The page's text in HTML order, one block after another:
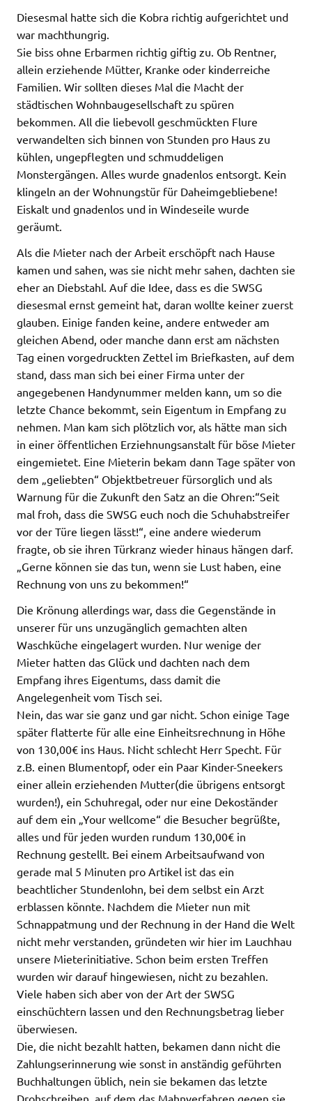
Diesesmal hatte sich die Kobra richtig aufgerichtet und
war machthungrig.
Sie biss ohne Erbarmen richtig giftig zu. Ob Rentner,
allein erziehende Mütter, Kranke oder kinderreiche
Familien. Wir sollten dieses Mal die Macht der
städtischen Wohnbaugesellschaft zu spüren
bekommen. All die liebevoll geschmückten Flure
verwandelten sich binnen von Stunden pro Haus zu
kühlen, ungepflegten und schmuddeligen
Monstergängen. Alles wurde gnadenlos entsorgt. Kein
klingeln an der Wohnungstür für Daheimgebliebene!
Eiskalt und gnadenlos und in Windeseile wurde
geräumt.
Als die Mieter nach der Arbeit erschöpft nach Hause
kamen und sahen, was sie nicht mehr sahen, dachten sie
eher an Diebstahl. Auf die Idee, dass es die SWSG
diesesmal ernst gemeint hat, daran wollte keiner zuerst
glauben. Einige fanden keine, andere entweder am
gleichen Abend, oder manche dann erst am nächsten
Tag einen vorgedruckten Zettel im Briefkasten, auf dem
stand, dass man sich bei einer Firma unter der
angegebenen Handynummer melden kann, um so die
letzte Chance bekommt, sein Eigentum in Empfang zu
nehmen. Man kam sich plötzlich vor, als hätte man sich
in einer öffentlichen Erziehnungsanstalt für böse Mieter
eingemietet. Eine Mieterin bekam dann Tage später von
dem „geliebten“ Objektbetreuer fürsorglich und als
Warnung für die Zukunft den Satz an die Ohren:“Seit
mal froh, dass die SWSG euch noch die Schuhabstreifer
vor der Türe liegen lässt!“, eine andere wiederum
fragte, ob sie ihren Türkranz wieder hinaus hängen darf.
„Gerne können sie das tun, wenn sie Lust haben, eine
Rechnung von uns zu bekommen!“
Die Krönung allerdings war, dass die Gegenstände in
unserer für uns unzugänglich gemachten alten
Waschküche eingelagert wurden. Nur wenige der
Mieter hatten das Glück und dachten nach dem
Empfang ihres Eigentums, dass damit die
Angelegenheit vom Tisch sei.
Nein, das war sie ganz und gar nicht. Schon einige Tage
später flatterte für alle eine Einheitsrechnung in Höhe
von 130,00€ ins Haus. Nicht schlecht Herr Specht. Für
z.B. einen Blumentopf, oder ein Paar Kinder-Sneekers
einer allein erziehenden Mutter(die übrigens entsorgt
wurden!), ein Schuhregal, oder nur eine Dekoständer
auf dem ein „Your wellcome“ die Besucher begrüßte,
alles und für jeden wurden rundum 130,00€ in
Rechnung gestellt. Bei einem Arbeitsaufwand von
gerade mal 5 Minuten pro Artikel ist das ein
beachtlicher Stundenlohn, bei dem selbst ein Arzt
erblassen könnte. Nachdem die Mieter nun mit
Schnappatmung und der Rechnung in der Hand die Welt
nicht mehr verstanden, gründeten wir hier im Lauchhau
unsere Mieterinitiative. Schon beim ersten Treffen
wurden wir darauf hingewiesen, nicht zu bezahlen.
Viele haben sich aber von der Art der SWSG
einschüchtern lassen und den Rechnungsbetrag lieber
überwiesen.
Die, die nicht bezahlt hatten, bekamen dann nicht die
Zahlungserinnerung wie sonst in anständig geführten
Buchhaltungen üblich, nein sie bekamen das letzte
Drohschreiben, auf dem das Mahnverfahren gegen sie